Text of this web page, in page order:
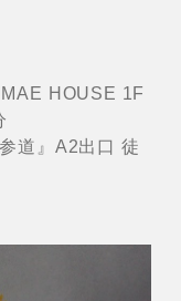
HOUSE 1F
道』A2出口 徒